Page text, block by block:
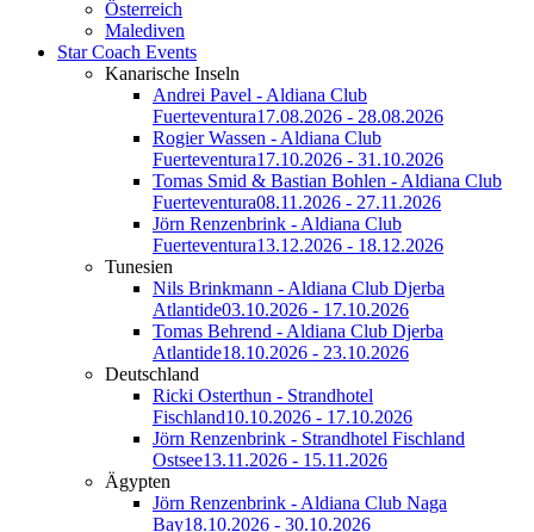
Österreich
Malediven
Star Coach Events
Kanarische Inseln
Andrei Pavel - Aldiana Club
Fuerteventura17.08.2026 - 28.08.2026
Rogier Wassen - Aldiana Club
Fuerteventura17.10.2026 - 31.10.2026
Tomas Smid & Bastian Bohlen - Aldiana Club
Fuerteventura08.11.2026 - 27.11.2026
Jörn Renzenbrink - Aldiana Club
Fuerteventura13.12.2026 - 18.12.2026
Tunesien
Nils Brinkmann - Aldiana Club Djerba
Atlantide03.10.2026 - 17.10.2026
Tomas Behrend - Aldiana Club Djerba
Atlantide18.10.2026 - 23.10.2026
Deutschland
Ricki Osterthun - Strandhotel
Fischland10.10.2026 - 17.10.2026
Jörn Renzenbrink - Strandhotel Fischland
Ostsee13.11.2026 - 15.11.2026
Ägypten
Jörn Renzenbrink - Aldiana Club Naga
Bay18.10.2026 - 30.10.2026